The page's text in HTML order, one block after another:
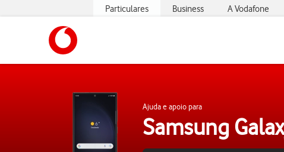
Particulares Business A Vodafone
Ajuda e apoio para
Samsung